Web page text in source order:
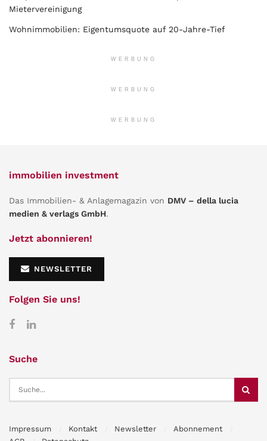
Mietervereinigung
Wohnimmobilien: Eigentumsquote auf 20-Jahre-Tief
WERBUNG
WERBUNG
WERBUNG
immobilien investment
Das Immobilien- & Anlagemagazin von DMV – della lucia
medien & verlags GmbH.
Jetzt abonnieren!
NEWSLETTER
Folgen Sie uns!
Suche
Impressum Kontakt Newsletter
Abonnement